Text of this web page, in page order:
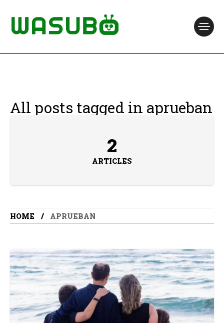
All posts tagged in aprueban
2
ARTICLES
HOME APRUEBAN